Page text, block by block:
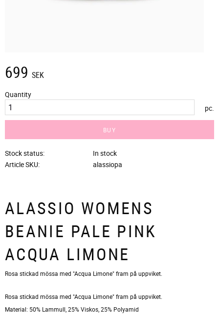
699 SEK
Quantity
pc.
BUY
Stock status
In stock
Article SKU
alassiopa
ALASSIO WOMENS
BEANIE PALE PINK
ACQUA LIMONE
Rosa stickad mössa med "Acqua Limone" fram på uppviket.
Rosa stickad mössa med "Acqua Limone" fram på uppviket.
Material: 50% Lammull, 25% Viskos, 25% Polyamid